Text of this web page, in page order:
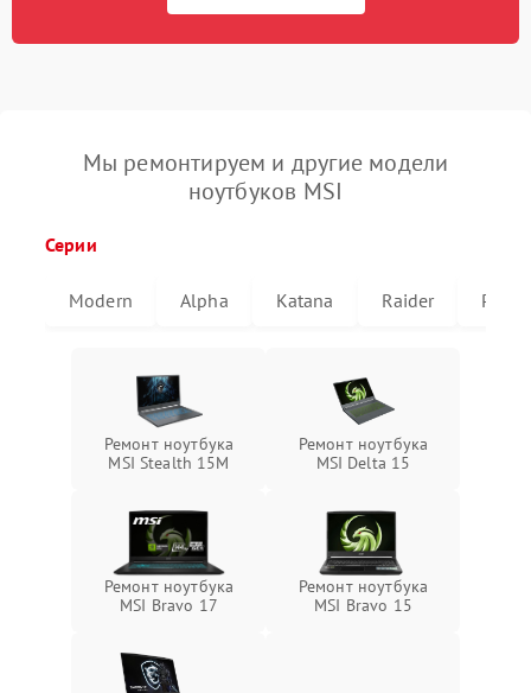
Мы ремонтируем и другие модели
ноутбуков MSI
Серии
Modern Alpha Katana Raider Pulse
Ремонт ноутбука
MSI Stealth 15M
Ремонт ноутбука
MSI Delta 15
Ремонт ноутбука
MSI Bravo 17
Ремонт ноутбука
MSI Bravo 15